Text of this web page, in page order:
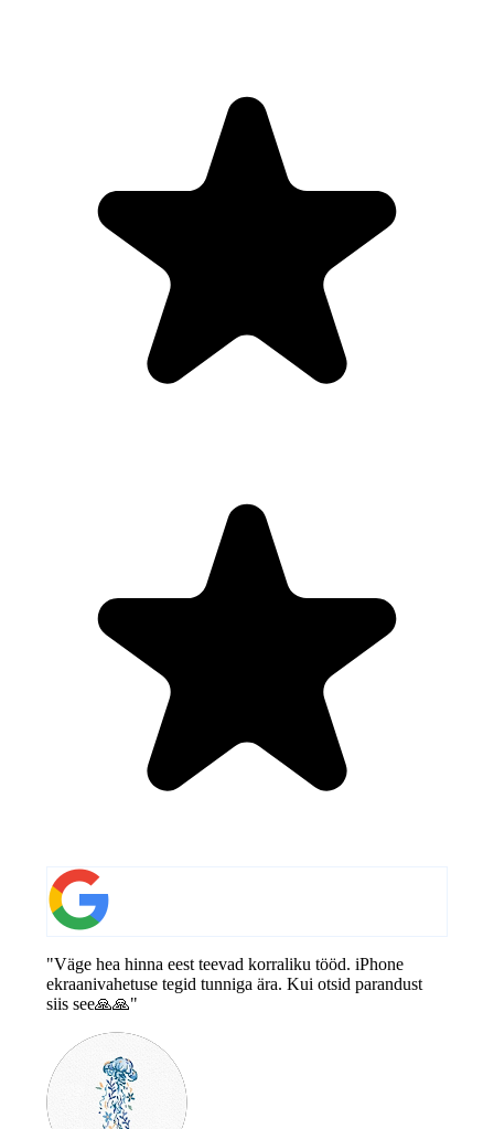
"Väge hea hinna eest teevad korraliku tööd. iPhone
ekraanivahetuse tegid tunniga ära. Kui otsid parandust
siis see🙏🙏"